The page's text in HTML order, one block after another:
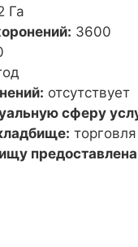
Га
3600
отсутствует
сферу